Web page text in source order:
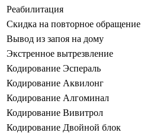
Реабилитация
Скидка на повторное обращение
Вывод из запоя на дому
Экстренное вытрезвление
Кодирование Эспераль
Кодирование Аквилонг
Кодирование Алгоминал
Кодирование Вивитрол
Кодирование Двойной блок